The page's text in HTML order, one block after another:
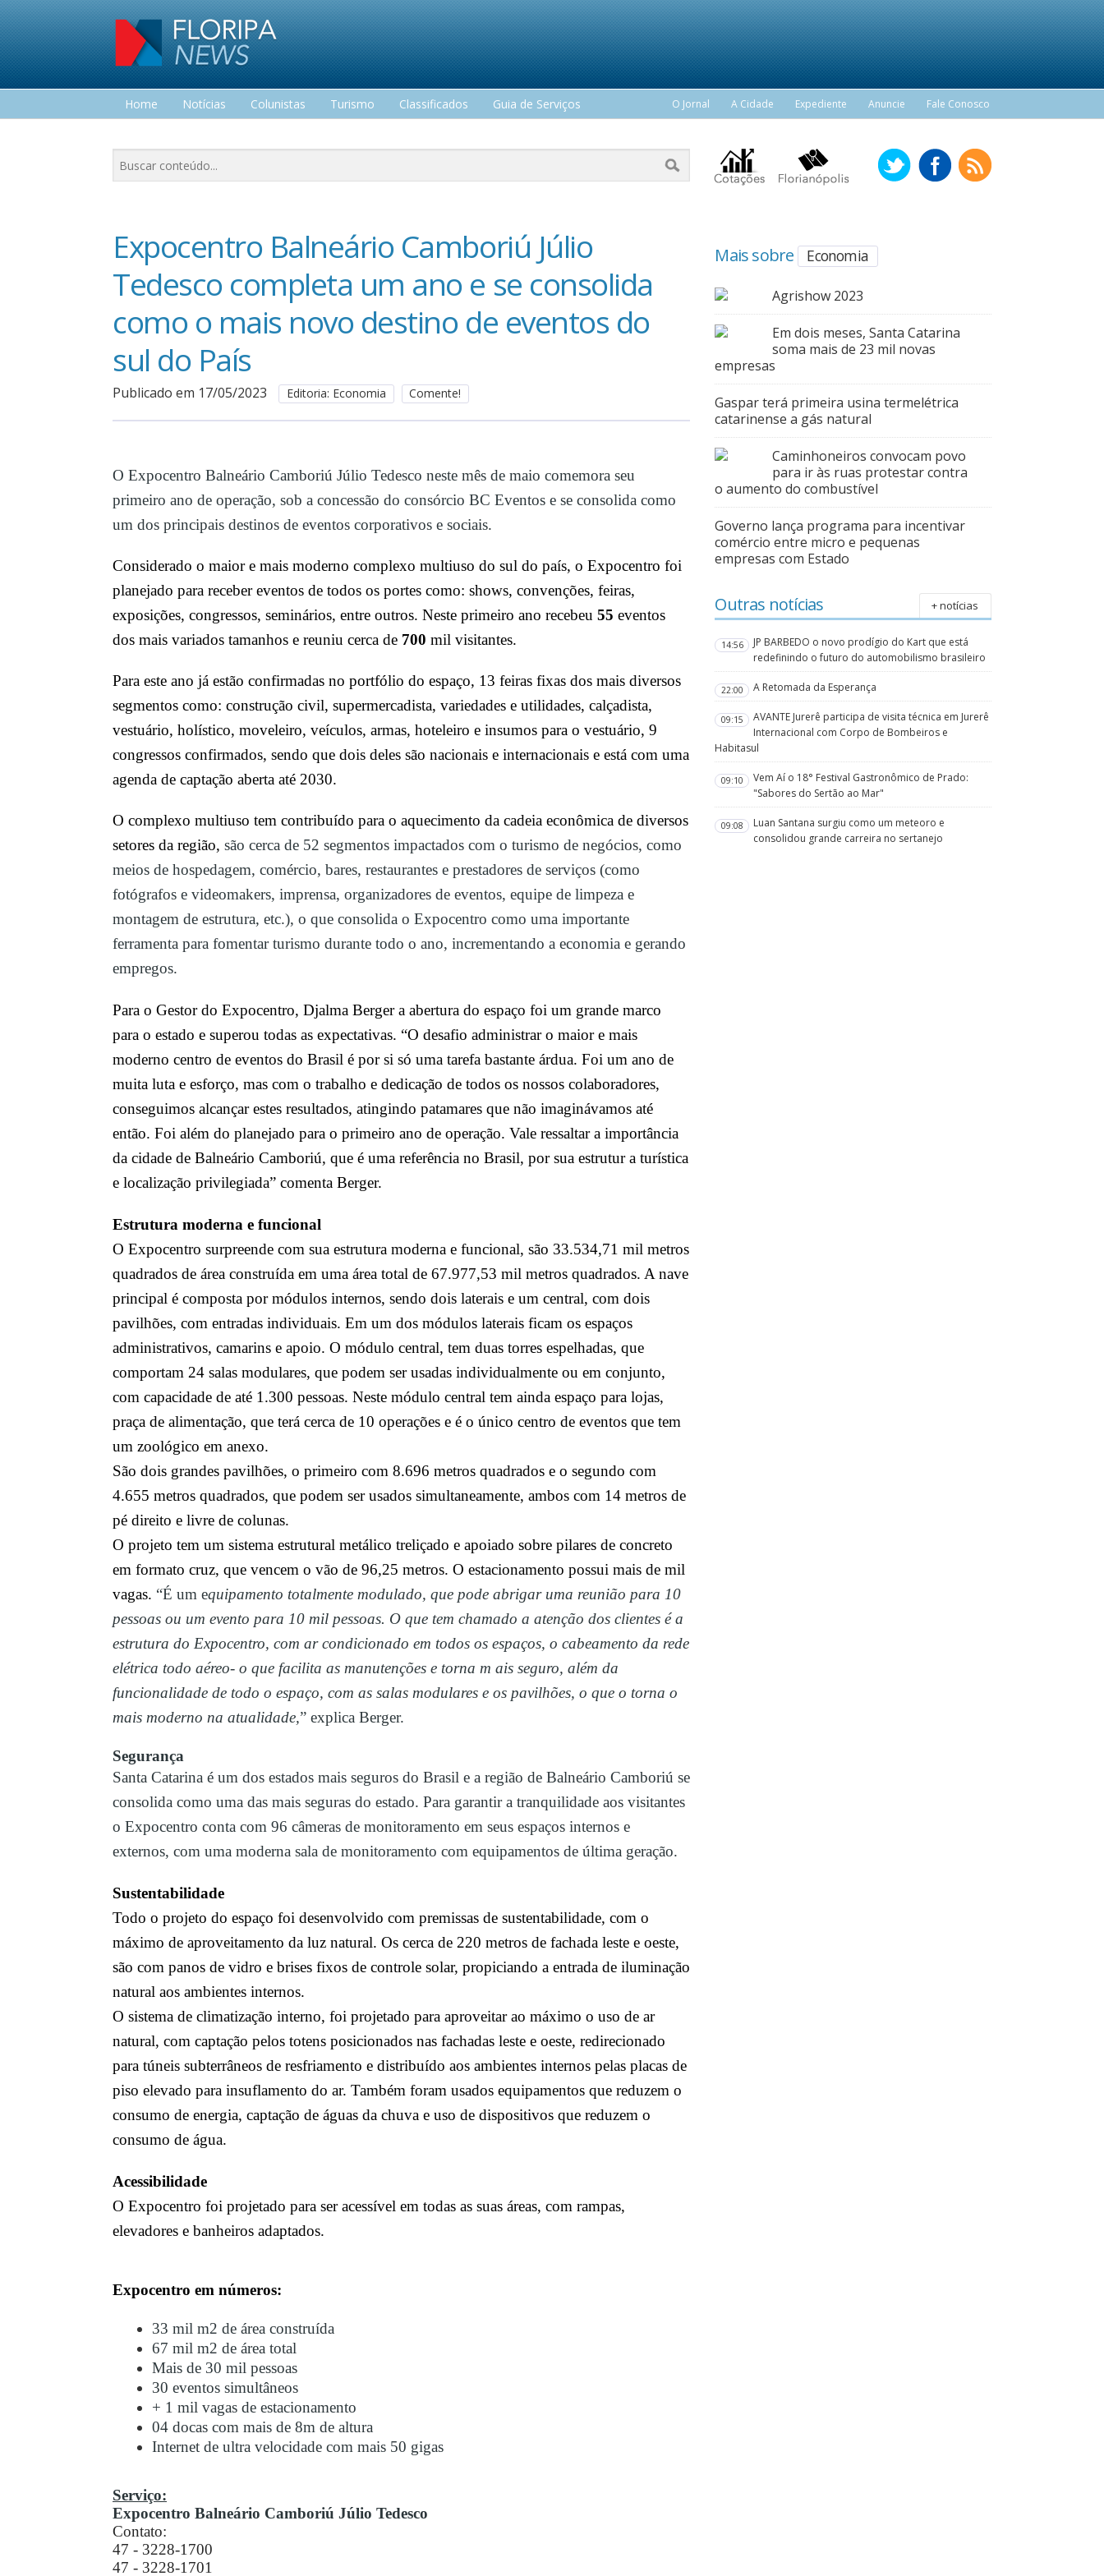
Home Notícias Colunistas Turismo Classificados
Guia de Serviços
O Jornal A Cidade Expediente Anuncie Fale Conosco
Expocentro Balneário Camboriú Júlio
Tedesco completa um ano e se consolida
como o mais novo destino de eventos do
sul do País
Publicado em 17/05/2023 Editoria: Economia Comente!
O Expocentro Balneário Camboriú Júlio Tedesco neste mês de maio comemora seu
primeiro ano de operação, sob a concessão do consórcio BC Eventos e se consolida como
um dos principais destinos de eventos corporativos e sociais.
Considerado o maior e mais moderno complexo multiuso do sul do país, o Expocentro foi
planejado para receber eventos de todos os portes como: shows, convenções, feiras,
exposições, congressos, seminários, entre outros. Neste primeiro ano recebeu 55 eventos
dos mais variados tamanhos e reuniu cerca de 700 mil visitantes.
Para este ano já estão confirmadas no portfólio do espaço, 13 feiras fixas dos mais diversos
segmentos como: construção civil, supermercadista, variedades e utilidades, calçadista,
vestuário, holístico, moveleiro, veículos, armas, hoteleiro e insumos para o vestuário, 9
congressos confirmados, sendo que dois deles são nacionais e internacionais e está com uma
agenda de captação aberta até 2030.
O complexo multiuso tem contribuído para o aquecimento da cadeia econômica de diversos
setores da região, são cerca de 52 segmentos impactados com o turismo de negócios, como
meios de hospedagem, comércio, bares, restaurantes e prestadores de serviços (como
fotógrafos e videomakers, imprensa, organizadores de eventos, equipe de limpeza e
montagem de estrutura, etc.), o que consolida o Expocentro como uma importante
ferramenta para fomentar turismo durante todo o ano, incrementando a economia e gerando
empregos.
Para o Gestor do Expocentro, Djalma Berger a abertura do espaço foi um grande marco
para o estado e superou todas as expectativas. “O desafio administrar o maior e mais
moderno centro de eventos do Brasil é por si só uma tarefa bastante árdua. Foi um ano de
muita luta e esforço, mas com o trabalho e dedicação de todos os nossos colaboradores,
conseguimos alcançar estes resultados, atingindo patamares que não imaginávamos até
então. Foi além do planejado para o primeiro ano de operação. Vale ressaltar a importância
da cidade de Balneário Camboriú, que é uma referência no Brasil, por sua estrutur a turística
e localização privilegiada” comenta Berger.
Estrutura moderna e funcional
O Expocentro surpreende com sua estrutura moderna e funcional, são 33.534,71 mil metros
quadrados de área construída em uma área total de 67.977,53 mil metros quadrados. A nave
principal é composta por módulos internos, sendo dois laterais e um central, com dois
pavilhões, com entradas individuais. Em um dos módulos laterais ficam os espaços
administrativos, camarins e apoio. O módulo central, tem duas torres espelhadas, que
comportam 24 salas modulares, que podem ser usadas individualmente ou em conjunto,
com capacidade de até 1.300 pessoas. Neste módulo central tem ainda espaço para lojas,
praça de alimentação, que terá cerca de 10 operações e é o único centro de eventos que tem
um zoológico em anexo.
São dois grandes pavilhões, o primeiro com 8.696 metros quadrados e o segundo com
4.655 metros quadrados, que podem ser usados simultaneamente, ambos com 14 metros de
pé direito e livre de colunas.
O projeto tem um sistema estrutural metálico treliçado e apoiado sobre pilares de concreto
em formato cruz, que vencem o vão de 96,25 metros. O estacionamento possui mais de mil
vagas. “É um equipamento totalmente modulado, que pode abrigar uma reunião para 10
pessoas ou um evento para 10 mil pessoas. O que tem chamado a atenção dos clientes é a
estrutura do Expocentro, com ar condicionado em todos os espaços, o cabeamento da rede
elétrica todo aéreo- o que facilita as manutenções e torna m ais seguro, além da
funcionalidade de todo o espaço, com as salas modulares e os pavilhões, o que o torna o
mais moderno na atualidade,” explica Berger.
Segurança
Santa Catarina é um dos estados mais seguros do Brasil e a região de Balneário Camboriú se
consolida como uma das mais seguras do estado. Para garantir a tranquilidade aos visitantes
o Expocentro conta com 96 câmeras de monitoramento em seus espaços internos e
externos, com uma moderna sala de monitoramento com equipamentos de última geração.
Sustentabilidade
Todo o projeto do espaço foi desenvolvido com premissas de sustentabilidade, com o
máximo de aproveitamento da luz natural. Os cerca de 220 metros de fachada leste e oeste,
são com panos de vidro e brises fixos de controle solar, propiciando a entrada de iluminação
natural aos ambientes internos.
O sistema de climatização interno, foi projetado para aproveitar ao máximo o uso de ar
natural, com captação pelos totens posicionados nas fachadas leste e oeste, redirecionado
para túneis subterrâneos de resfriamento e distribuído aos ambientes internos pelas placas de
piso elevado para insuflamento do ar. Também foram usados equipamentos que reduzem o
consumo de energia, captação de águas da chuva e uso de dispositivos que reduzem o
consumo de água.
Acessibilidade
O Expocentro foi projetado para ser acessível em todas as suas áreas, com rampas,
elevadores e banheiros adaptados.
Expocentro em números:
33 mil m2 de área construída
67 mil m2 de área total
Mais de 30 mil pessoas
30 eventos simultâneos
+ 1 mil vagas de estacionamento
04 docas com mais de 8m de altura
Internet de ultra velocidade com mais 50 gigas
Serviço:
Expocentro Balneário Camboriú Júlio Tedesco
Contato:
47 - 3228-1700
47 - 3228-1701
Mais sobre Economia
Agrishow 2023
Em dois meses, Santa Catarina
soma mais de 23 mil novas
empresas
Gaspar terá primeira usina termelétrica
catarinense a gás natural
Caminhoneiros convocam povo
para ir às ruas protestar contra
o aumento do combustível
Governo lança programa para incentivar
comércio entre micro e pequenas
empresas com Estado
Outras notícias + notícias
14:56
JP BARBEDO o novo prodígio do Kart que está
redefinindo o futuro do automobilismo brasileiro
22:00 A Retomada da Esperança
09:15
AVANTE Jurerê participa de visita técnica em Jurerê
Internacional com Corpo de Bombeiros e
Habitasul
09:10
Vem Aí o 18° Festival Gastronômico de Prado:
"Sabores do Sertão ao Mar"
09:08
Luan Santana surgiu como um meteoro e
consolidou grande carreira no sertanejo